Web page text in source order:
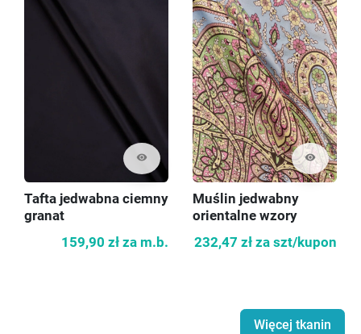
visibility
Tafta jedwabna ciemny
granat
159,90 zł za m.b.
visibility
Muślin jedwabny
orientalne wzory
232,47 zł za szt/kupon
Więcej tkanin